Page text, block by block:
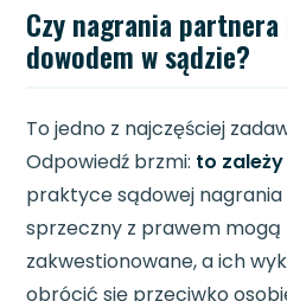
Czy nagrania
dowodem w sądzie?
To jedno z najczęściej
Odpowiedź brzmi: to
praktyce sądowej nagrania
sprzeczny z prawem mogą
zakwestionowane, a ich
obrócić się przeciwko